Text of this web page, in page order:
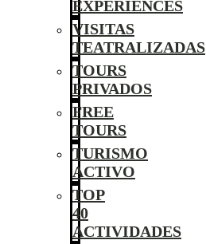
EXPERIENCES
VISITAS
TEATRALIZADAS
TOURS
PRIVADOS
FREE
TOURS
TURISMO
ACTIVO
TOP
40
ACTIVIDADES